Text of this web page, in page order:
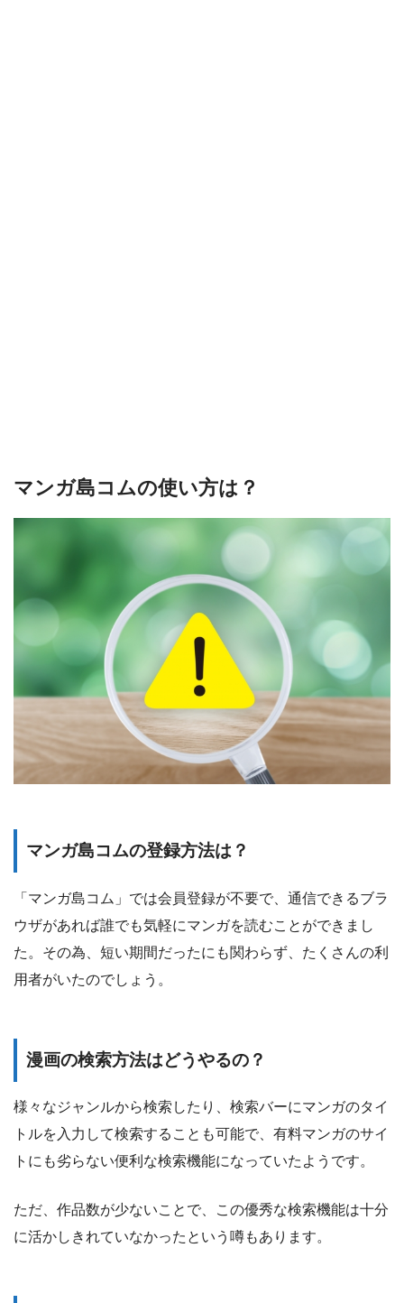
マンガ島コムの使い方は？
マンガ島コムの登録方法は？
「マンガ島コム」では会員登録が不要で、通信できるブラ
ウザがあれば誰でも気軽にマンガを読むことができまし
た。その為、短い期間だったにも関わらず、たくさんの利
用者がいたのでしょう。
漫画の検索方法はどうやるの？
様々なジャンルから検索したり、検索バーにマンガのタイ
トルを入力して検索することも可能で、有料マンガのサイ
トにも劣らない便利な検索機能になっていたようです。
ただ、作品数が少ないことで、この優秀な検索機能は十分
に活かしきれていなかったという噂もあります。